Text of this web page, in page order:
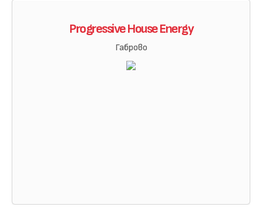
Progressive House Energy
Габрово